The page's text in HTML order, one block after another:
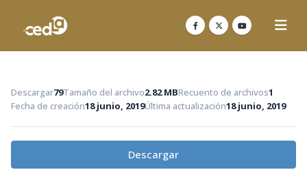
Descargar79Tamaño del archivo2.82 MBRecuento de archivos1
Fecha de creación18 junio, 2019Última actualización18 junio, 2019
Descargar